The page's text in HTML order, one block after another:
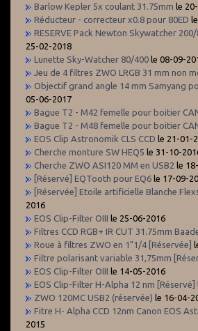
Barlow Kepler 5x coulant 31.75mm le
Réducteur - correcteur x0.8 pour 80ED
RESERVE Pack Newton Skywatcher
25-02-2018
Lunette Sky-Watcher 80/400 le 08-09-
Jeu de 4 filtres ZWO LRGB 31 mm non
Objectif grand angle 14 mm Samyang
05-06-2017
Bague T2 - M42 femelle pour boitier
Bague T2 - M48 femelle pour boitier
EOS Clip Astronomik CLS CCD le 21-01-
Cherche monture SW HEQ5 le 31-10-
Cherche ZWO ASI120 MM en USB2 le
[Réservé] EQTooth pour EQ6 le 17-09-
[Réservée] Etoile artificielle Blanche
2016
EOS Clip-Filter OIII le 25-06-2016
Filtres CCD RGB+ IR CUT 31.75mm
Roue à filtres ZWO en 1"1/4 [Réservée]
Filtre polarisant variable 31,75mm
EOS Clip-Filter OIII le 14-05-2016
EOS Clip-Filter H-Alpha 12 nm [Réservé]
ZWO 120MC USB2 (réservée) le 16-04-
Fitre H- Alpha CCD 12nm Canon EOS
2015